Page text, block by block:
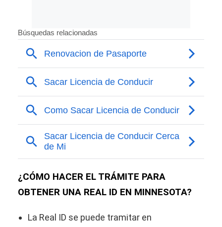
¿CÓMO HACER EL TRÁMITE PARA
OBTENER UNA REAL ID EN MINNESOTA?
La Real ID se puede tramitar en